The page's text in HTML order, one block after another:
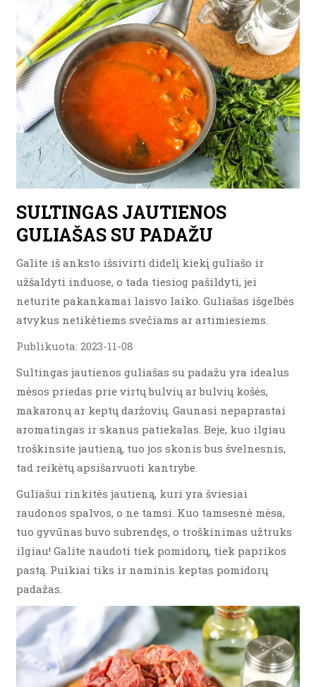
SULTINGAS JAUTIENOS
GULIAŠAS SU PADAŽU
Galite iš anksto išsivirti didelį kiekį guliašo ir
užšaldyti induose, o tada tiesiog pašildyti, jei
neturite pakankamai laisvo laiko. Guliašas išgelbės
atvykus netikėtiems svečiams ar artimiesiems.
Publikuota: 2023-11-08
Sultingas jautienos guliašas su padažu yra idealus
mėsos priedas prie virtų bulvių ar bulvių košės,
makaronų ar keptų daržovių. Gaunasi nepaprastai
aromatingas ir skanus patiekalas. Beje, kuo ilgiau
troškinsite jautieną, tuo jos skonis bus švelnesnis,
tad reikėtų apsišarvuoti kantrybe.
Guliašui rinkitės jautieną, kuri yra šviesiai
raudonos spalvos, o ne tamsi. Kuo tamsesnė mėsa,
tuo gyvūnas buvo subrendęs, o troškinimas užtruks
ilgiau! Galite naudoti tiek pomidorų, tiek paprikos
pastą. Puikiai tiks ir naminis keptas pomidorų
padažas.